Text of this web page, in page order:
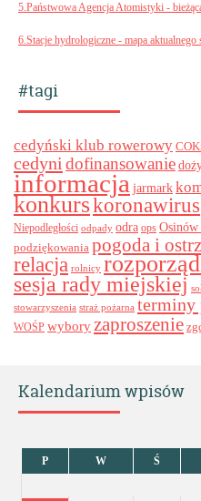
5.Państwowa Agencja Atomistyki -
6.Stacje hydrologiczne - mapa aktualnego
#tagi
cedyński klub rowerowy
cedyni dofinansowanie
informacja jarmark
konkurskoronawirus
Niepodległości odpady odra ops
podziękowania pogoda i
relacja rolnicy
sesja rady miejskiej
stowarzyszenia straż pożarna terminy
WOŚP wyboryzaproszenie
Kalendarium wpisów
P W Ś